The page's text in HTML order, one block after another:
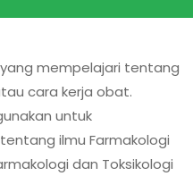
mempelajari tentang
cara kerja obat.
untuk
ilmu Farmakologi
dan Toksikologi